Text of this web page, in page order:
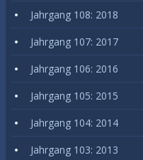
Jahrgang 108: 2018
Jahrgang 107: 2017
Jahrgang 106: 2016
Jahrgang 105: 2015
Jahrgang 104: 2014
Jahrgang 103: 2013